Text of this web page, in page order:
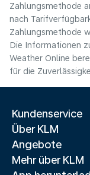
Zahlungsmethode
nach
Zahlungsmethode
Die Informationen
Weather Online
für die
Kundenservice
Über KLM
Angebote
Mehr über KLM